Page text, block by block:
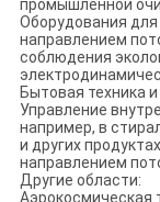
промышленной
Оборудования для
направлением
соблюдения
Бытовая техника
Управление
например, в
и других
направлением
Другие области:
Аэрокосмическая